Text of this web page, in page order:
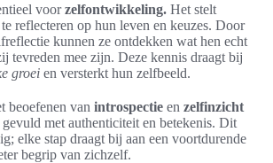
voorzelfontwikkeling. Het stelt
reflecteren op hun leven en keuzes. Door
kunnen ze ontdekken wat hen echt
tevreden mee zijn. Deze kennis draagt bij
groei en versterkt hun zelfbeeld.
beoefenen van introspectie en zelfinzicht
met authenticiteit en betekenis. Dit
elke stap draagt bij aan een voortdurende
begrip van zichzelf.